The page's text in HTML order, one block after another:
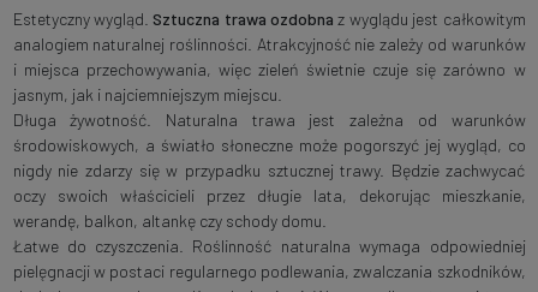
Estetyczny wygląd.Sztuczna trawa ozdobna z wyglądu jest całkowitym
analogiem naturalnej roślinności. Atrakcyjność nie zależy od warunków
i miejsca przechowywania, więc zieleń świetnie czuje się zarówno w
jasnym, jak i najciemniejszym miejscu.
Długa żywotność. Naturalna trawa jest zależna od warunków
środowiskowych, a światło słoneczne może pogorszyć jej wygląd, co
nigdy nie zdarzy się w przypadku sztucznej trawy. Będzie zachwycać
oczy swoich właścicieli przez długie lata, dekorując mieszkanie,
werandę, balkon, altankę czy schody domu.
Łatwe do czyszczenia. Roślinność naturalna wymaga odpowiedniej
pielęgnacji w postaci regularnego podlewania, zwalczania szkodników,